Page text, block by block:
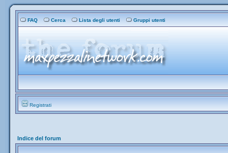
FAQ Cerca Lista degli utenti Gruppi utenti
Registrati
Indice del forum